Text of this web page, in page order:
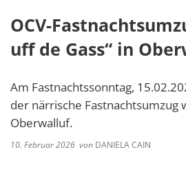
OCV-
uff de Gass“ in
Am Fastnachtssonntag,
der närrische Fastnachtsumzug
Oberwalluf.
10. Februar 2026 von DANIELA CAIN